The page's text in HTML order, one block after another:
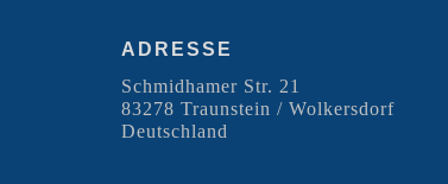
ADRESSE
Schmidhamer Str. 21
83278 Traunstein / Wolkersdorf
Deutschland